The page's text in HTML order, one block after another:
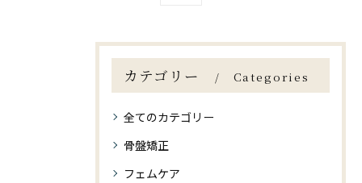
カテゴリー Categories
全てのカテゴリー
骨盤矯正
フェムケア